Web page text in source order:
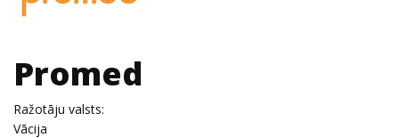
Promed
Ražotāju valsts:
Vācija